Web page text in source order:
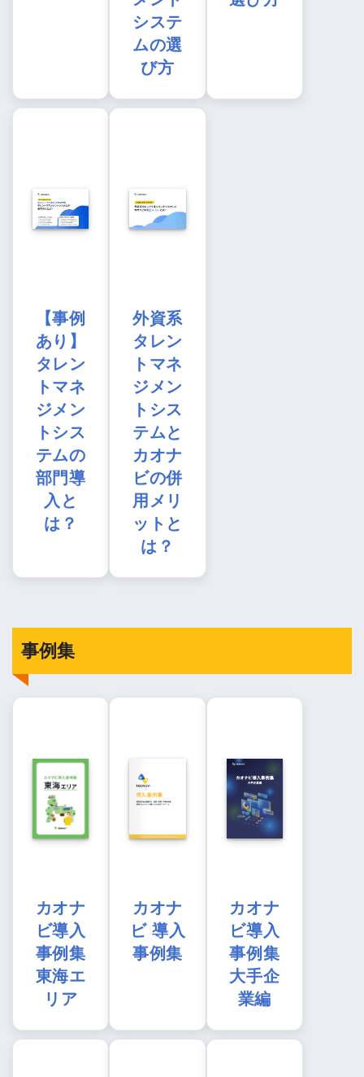
システ
ムの選
び方
【事例
あり】
タレン
トマネ
ジメン
トシス
テムの
部門導
入と
は？
外資系
タレン
トマネ
ジメン
トシス
テムと
カオナ
ビの併
用メリ
ットと
は？
事例集
カオナ
ビ導入
事例集
東海エ
リア
カオナ
ビ 導入
事例集
カオナ
ビ導入
事例集
大手企
業編